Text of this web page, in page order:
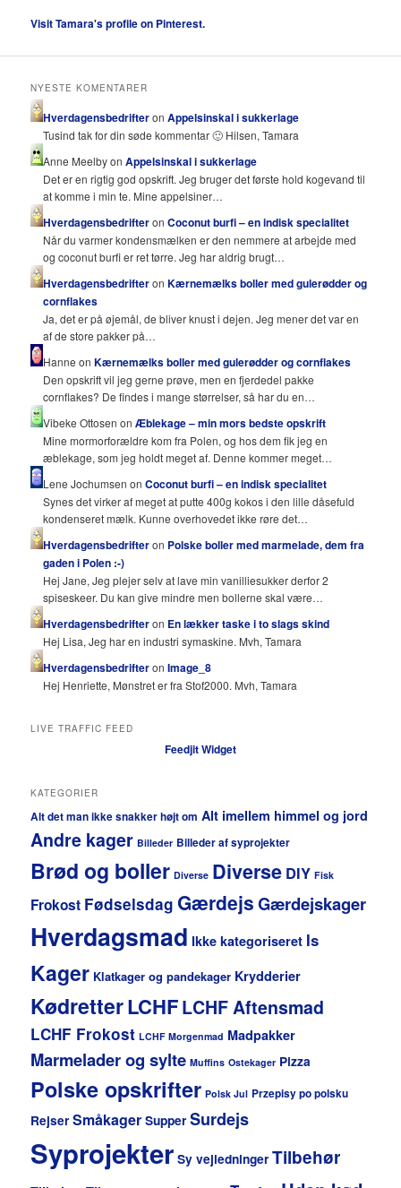
Visit Tamara's profile on Pinterest.
NYESTE KOMENTARER
HverdagensbedrifteronAppelsinskal i sukkerlage
Tusind tak for din søde kommentar 🙂 Hilsen, Tamara
Anne Meelby onAppelsinskal i sukkerlage
Det er en rigtig god opskrift. Jeg bruger det første hold kogevand til
at komme i min te. Mine appelsiner…
HverdagensbedrifteronCoconut burfi – en indisk specialitet
Når du varmer kondensmælken er den nemmere at arbejde med
og coconut burfi er ret tørre. Jeg har aldrig brugt…
HverdagensbedrifteronKærnemælks boller med gulerødder og
cornflakes
Ja, det er på øjemål, de bliver knust i dejen. Jeg mener det var en
af de store pakker på…
Hanne onKærnemælks boller med gulerødder og cornflakes
Den opskrift vil jeg gerne prøve, men en fjerdedel pakke
cornflakes? De findes i mange størrelser, så har du en…
Vibeke Ottosen onÆblekage – min mors bedste opskrift
Mine mormorforældre kom fra Polen, og hos dem fik jeg en
æblekage, som jeg holdt meget af. Denne kommer meget…
Lene Jochumsen onCoconut burfi – en indisk specialitet
Synes det virker af meget at putte 400g kokos i den lille dåsefuld
kondenseret mælk. Kunne overhovedet ikke røre det…
Hverdagensbedrifteron Polske boller med marmelade, dem fra
gaden i Polen :-)
Hej Jane, Jeg plejer selv at lave min vanilliesukker derfor 2
spiseskeer. Du kan give mindre men bollerne skal være…
Hverdagensbedrifteron En lækker taske i to slags skind
Hej Lisa, Jeg har en industri symaskine. Mvh, Tamara
HverdagensbedrifteronImage_8
Hej Henriette, Mønstret er fra Stof2000. Mvh, Tamara
LIVE TRAFFIC FEED
Feedjit Widget
KATEGORIER
Alt det man ikke snakker højt om Alt imellem himmel og jord
Andre kager Billeder Billeder af syprojekter
Brød og boller Diverse Diverse DIY Fisk
Frokost Fødselsdag GærdejsGærdejskager
Hverdagsmad Ikke kategoriseret Is
Kager Klatkager og pandekager Krydderier
KødretterLCHFLCHF Aftensmad
LCHF Frokost LCHF Morgenmad Madpakker
Marmelader og sylte Muffins Ostekager Pizza
Polske opskrifter Polsk Jul Przepisy po polsku
Rejser Småkager Supper Surdejs
Syprojekter Sy vejledninger Tilbehør